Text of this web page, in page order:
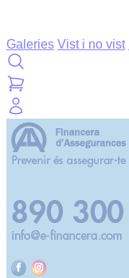
Galeries Vist i no vist